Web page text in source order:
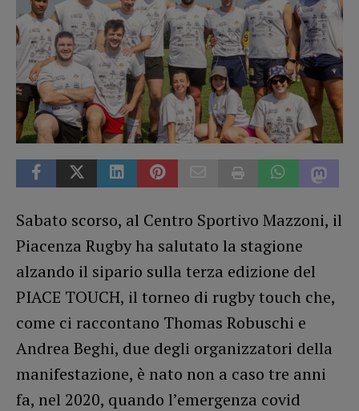
Sabato scorso, al Centro Sportivo Mazzoni, il
Piacenza Rugby ha salutato la stagione
alzando il sipario sulla terza edizione del
PIACE TOUCH, il torneo di rugby touch che,
come ci raccontano Thomas Robuschi e
Andrea Beghi, due degli organizzatori della
manifestazione, è nato non a caso tre anni
fa, nel 2020, quando l’emergenza covid